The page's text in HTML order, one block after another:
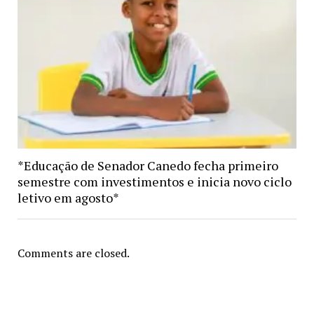
*Educação de Senador Canedo fecha primeiro
semestre com investimentos e inicia novo ciclo
letivo em agosto*
Comments are closed.